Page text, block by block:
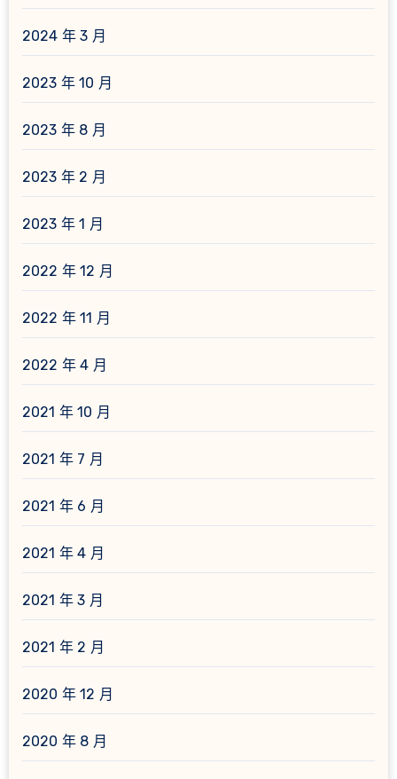
2024 年 3 月
2023 年 10 月
2023 年 8 月
2023 年 2 月
2023 年 1 月
2022 年 12 月
2022 年 11 月
2022 年 4 月
2021 年 10 月
2021 年 7 月
2021 年 6 月
2021 年 4 月
2021 年 3 月
2021 年 2 月
2020 年 12 月
2020 年 8 月